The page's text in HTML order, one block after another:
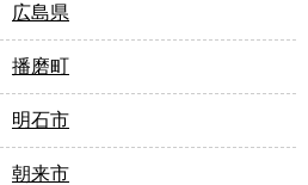
広島県
播磨町
明石市
朝来市